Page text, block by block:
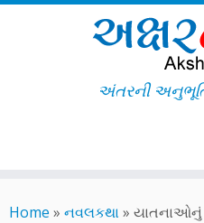
to
અંતરની
Home » નવલકથા»